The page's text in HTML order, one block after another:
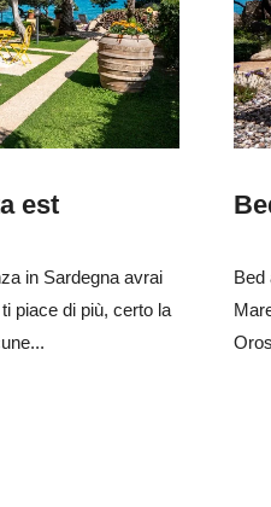
est
in Sardegna avrai
piace di più, certo la
Bed